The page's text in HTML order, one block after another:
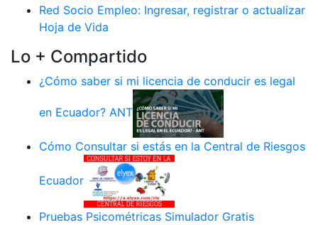
Red Socio Empleo: Ingresar, registrar o actualizar
Hoja de Vida
Lo + Compartido
¿Cómo saber si mi licencia de conducir es legal
en Ecuador? ANT
Cómo Consultar si estás en la Central de Riesgos
Ecuador
Pruebas Psicométricas Simulador Gratis